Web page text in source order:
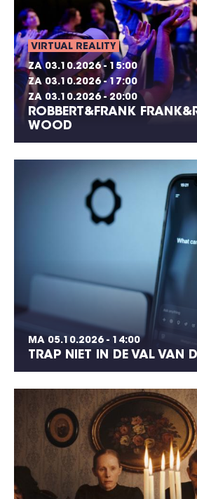
VIRTUAL REALITY
ZA 03.10.2026 - 15:00
ZA 03.10.2026 - 17:00
ZA 03.10.2026 - 20:00
ROBBERT&FRANK
WOOD
MA 05.10.2026 - 14:00
TRAP NIET IN DE VAL VAN